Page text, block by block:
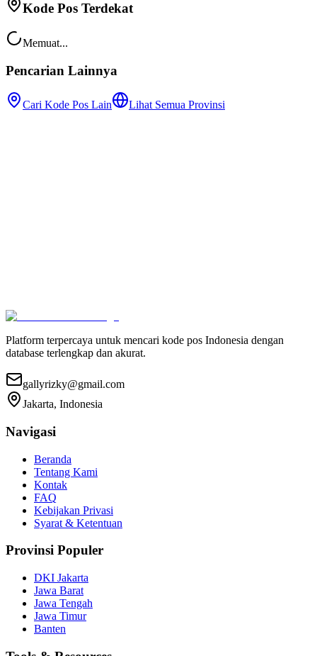
Kode Pos Terdekat
Memuat...
Pencarian Lainnya
Cari Kode Pos Lain Lihat Semua Provinsi
Platform terpercaya untuk mencari kode pos Indonesia dengan
database terlengkap dan akurat.
gallyrizky@gmail.com
Jakarta, Indonesia
Navigasi
Beranda
Tentang Kami
Kontak
FAQ
Kebijakan Privasi
Syarat & Ketentuan
Provinsi Populer
DKI Jakarta
Jawa Barat
Jawa Tengah
Jawa Timur
Banten